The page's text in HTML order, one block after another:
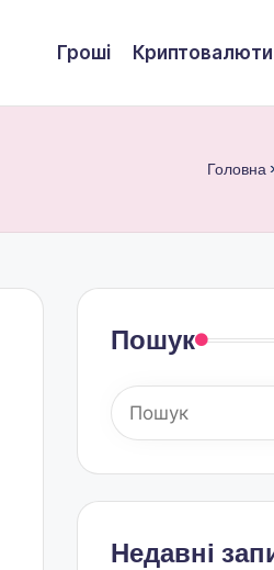
Гроші Криптовалюти
Головна
Пошук
Недавні